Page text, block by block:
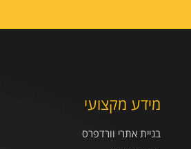
מידע מקצועי
בניית אתרי וורדפרס